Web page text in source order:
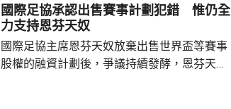
國際足協承認出售賽事計劃犯錯 惟仍全
力支持恩芬天奴
國際足協主席恩芬天奴放棄出售世界盃等賽事
股權的融資計劃後，爭議持續發酵，恩芬天奴